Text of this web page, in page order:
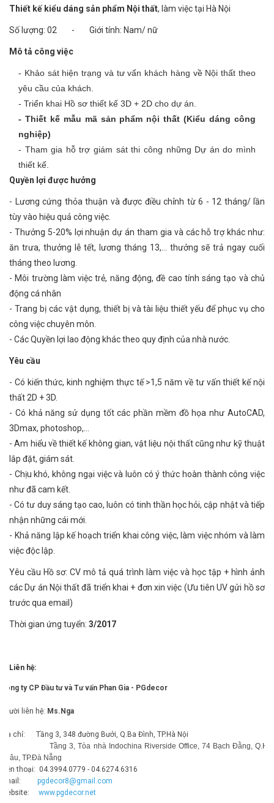
Thiết kế kiểu dáng sản phẩm Nội thất, làm việc tại Hà Nội
Số lượng: 02 - Giới tính: Nam/ nữ
Mô tả công việc
- Khảo sát hiện trạng và tư vấn khách hàng về Nội thất theo
yêu cầu của khách.
- Triển khai Hồ sơ thiết kế 3D + 2D cho dự án.
- Thiết kế mẫu mã sản phẩm nội thất (Kiểu dáng công
nghiệp)
- Tham gia hỗ trợ giám sát thi công những Dự án do mình
thiết kế.
Quyền lợi được hưởng
- Lương cứng thỏa thuận và được điều chỉnh từ 6 - 12 tháng/ lần
tùy vào hiệu quả công việc.
- Thưởng 5-20% lợi nhuận dự án tham gia và các hỗ trợ khác như:
ăn trưa, thưởng lễ tết, lương tháng 13,... thưởng sẽ trả ngay cuối
tháng theo lương.
- Môi trường làm việc trẻ, năng động, đề cao tính sáng tạo và chủ
động cá nhân
- Trang bị các vật dụng, thiết bị và tài liệu thiết yếu để phục vụ cho
công việc chuyên môn.
- Các Quyền lợi lao động khác theo quy định của nhà nước.
Yêu cầu
- Có kiến thức, kinh nghiệm thực tế >1,5 năm về tư vấn thiết kế nội
thất 2D + 3D.
- Có khả năng sử dụng tốt các phần mềm đồ họa như AutoCAD,
3Dmax, photoshop,...
- Am hiểu về thiết kế không gian, vật liệu nội thất cũng như kỹ thuật
lắp đặt, giám sát.
- Chịu khó, không ngại việc và luôn có ý thức hoàn thành công việc
như đã cam kết.
- Có tư duy sáng tạo cao, luôn có tinh thần học hỏi, cập nhật và tiếp
nhận những cái mới.
- Khả năng lập kế hoạch triển khai công việc, làm việc nhóm và làm
việc độc lập.
Yêu cầu Hồ sơ: CV mô tả quá trình làm việc và học tập + hình ảnh
các Dự án Nội thất đã triển khai + đơn xin việc (Ưu tiên UV gửi hồ sơ
trước qua email)
Thời gian ứng tuyển: 3/2017
Liên hệ:
Công ty CP Đầu tư và Tư vấn Phan Gia - PGdecor
Người liên hệ: Ms.Nga
Địa chỉ: Tầng 3, 348 đường Bưởi, Q.Ba Đình, TP.Hà Nội
Tầng 3, Tòa nhà Indochina Riverside Office, 74 Bạch Đằng, Q.Hải
Châu, TP.Đà Nẵng
Điện thoại: 04.3994.0779 - 04.6274.6316
Email: pgdecor8@gmail.com
Website: www.pgdecor.net